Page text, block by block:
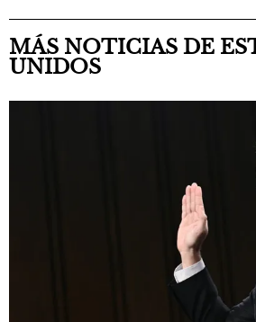
MÁS NOTICIAS DE
UNIDOS